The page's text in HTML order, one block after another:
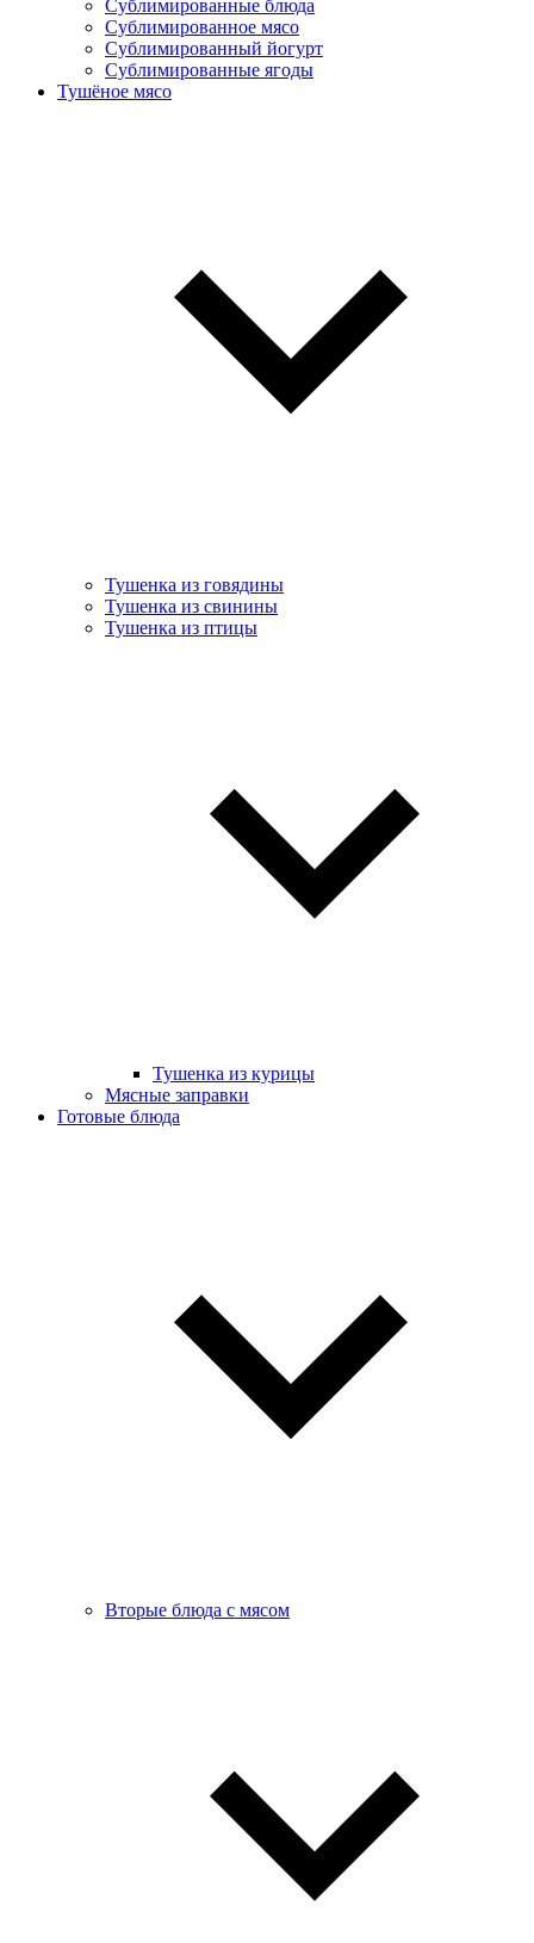
Сублимированные блюда
Cублимированное мясо
Сублимированный йогурт
Сублимированные ягоды
Тушёное мясо
Тушенка из говядины
Тушенка из свинины
Тушенка из птицы
Тушенка из курицы
Мясные заправки
Готовые блюда
Вторые блюда с мясом